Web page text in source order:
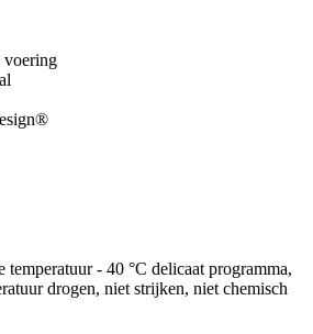
voering
temperatuur - 40 °C delicaat programma,
drogen, niet strijken, niet chemisch